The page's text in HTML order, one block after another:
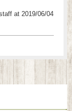
at 2019/06/04